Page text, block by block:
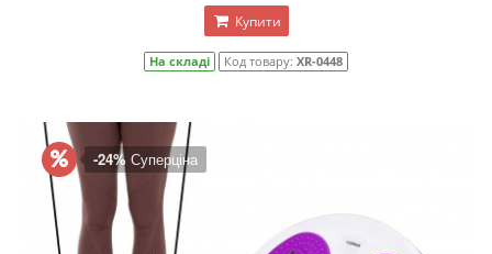
Купити
На складі Код товару: XR-0448
-24% Суперціна